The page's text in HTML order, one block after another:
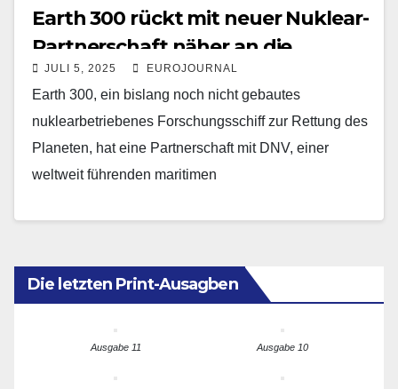
Earth 300 rückt mit neuer Nuklear-
Partnerschaft näher an die
Realität
JULI 5, 2025 EUROJOURNAL
Earth 300, ein bislang noch nicht gebautes
nuklearbetriebenes Forschungsschiff zur Rettung des
Planeten, hat eine Partnerschaft mit DNV, einer
weltweit führenden maritimen
Die letzten Print-Ausagben
Ausgabe 11 Ausgabe 10